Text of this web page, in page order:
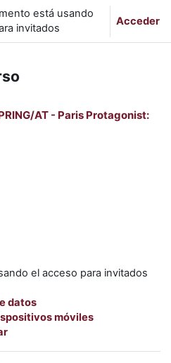
está usando
invitados
Acceder
AT - Paris Protagonist:
el acceso para invitados
datos
móviles